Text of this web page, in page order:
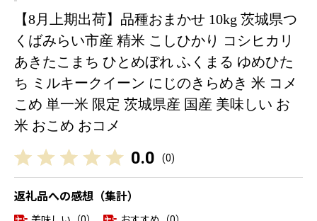
【8月上期出荷】品種おまかせ 10kg 茨城県つ
くばみらい市産 精米 こしひかり コシヒカリ
あきたこまち ひとめぼれ ふくまる ゆめひた
ち ミルキークイーン にじのきらめき 米 コメ
こめ 単一米 限定 茨城県産 国産 美味しい お
米 おこめ おコメ
0.0 (0)
返礼品への感想（集計）